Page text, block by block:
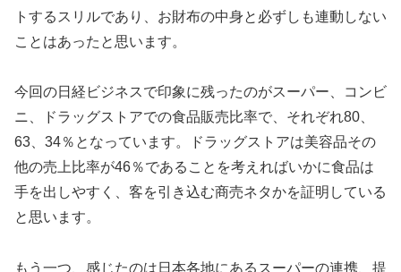
トするスリルであり、お財布の中身と必ずしも連動しない
ことはあったと思います。
今回の日経ビジネスで印象に残ったのがスーパー、コンビ
ニ、ドラッグストアでの食品販売比率で、それぞれ80、
63、34％となっています。ドラッグストアは美容品その
他の売上比率が46％であることを考えればいかに食品は
手を出しやすく、客を引き込む商売ネタかを証明している
と思います。
もう一つ、感じたのは日本各地にあるスーパーの連携、提